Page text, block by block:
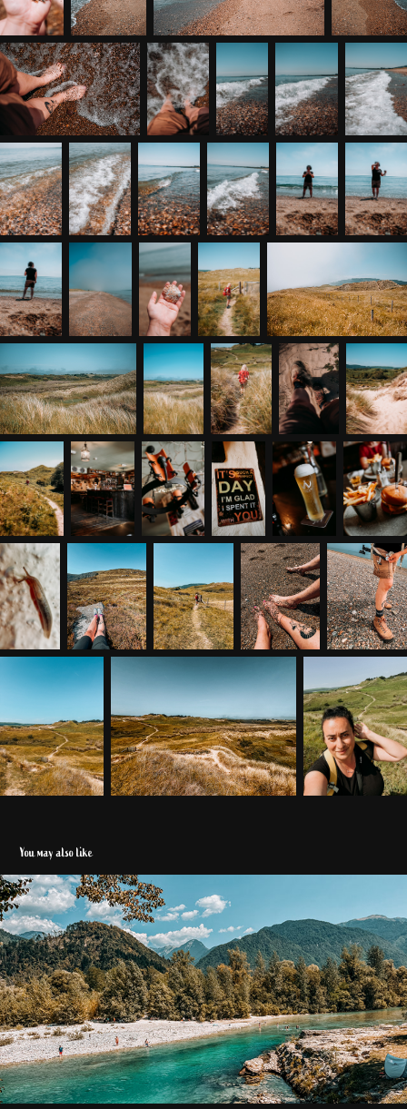
You may also like
Slowenien 2024
2024